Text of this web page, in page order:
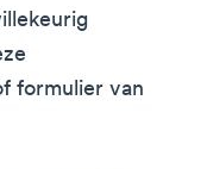
formulier van